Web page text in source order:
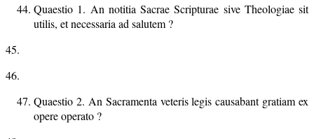
Quaestio 1. An notitia Sacrae Scripturae sive Theologiae sit
utilis, et necessaria ad salutem ?
45.
46.
Quaestio 2. An Sacramenta veteris legis causabant gratiam ex
opere operato ?